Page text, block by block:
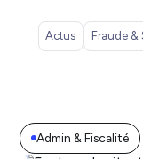
Actus Fraude &
Admin & Fiscalité